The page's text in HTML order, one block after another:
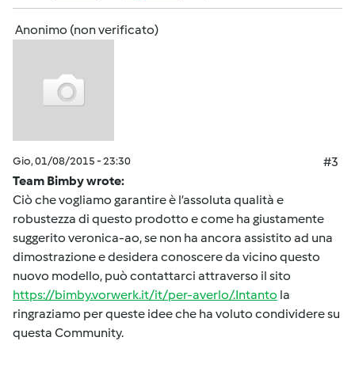
Anonimo (non verificato)
Gio, 01/08/2015 - 23:30
#3
Team Bimby wrote:
Ciò che vogliamo garantire è l’assoluta qualità e
robustezza di questo prodotto e come ha giustamente
suggerito veronica-ao, se non ha ancora assistito ad una
dimostrazione e desidera conoscere da vicino questo
nuovo modello, può contattarci attraverso il sito
https://bimby.vorwerk.it/it/per-averlo/.Intanto la
ringraziamo per queste idee che ha voluto condividere su
questa Community.